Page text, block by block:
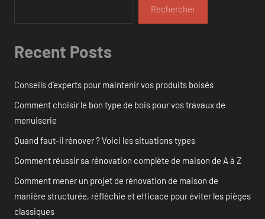
Rechercher
Recent Posts
Conseils d’experts pour maintenir vos produits boisés
Comment choisir le bon type de bois pour vos travaux de
menuiserie
Quand faut-il rénover ? Voici les situations types
Comment réussir sa rénovation complète de maison de A à Z
Comment mener un projet de rénovation de maison de
manière structurée, réfléchie et efficace pour éviter les pièges
classiques